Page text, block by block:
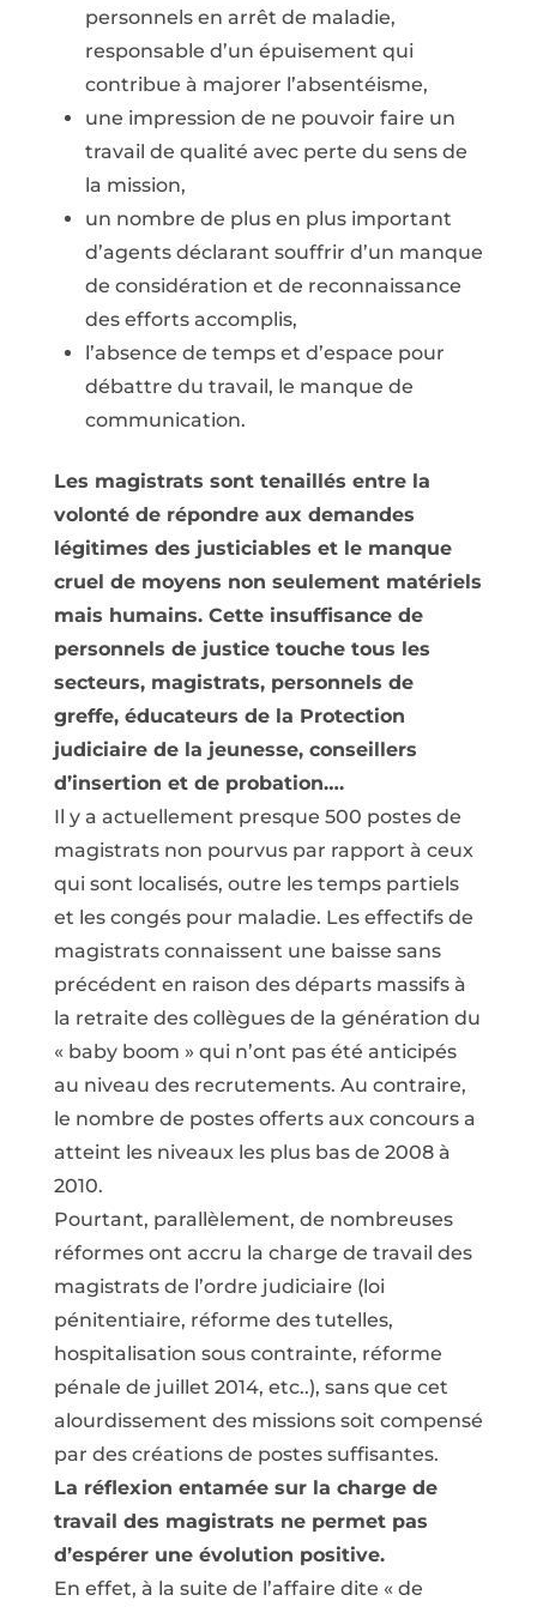
personnels en arrêt de maladie,
responsable d’un épuisement qui
contribue à majorer l’absentéisme,
une impression de ne pouvoir faire un
travail de qualité avec perte du sens de
la mission,
un nombre de plus en plus important
d’agents déclarant souffrir d’un manque
de considération et de reconnaissance
des efforts accomplis,
l’absence de temps et d’espace pour
débattre du travail, le manque de
communication.
Les magistrats sont tenaillés entre la
volonté de répondre aux demandes
légitimes des justiciables et le manque
cruel de moyens non seulement matériels
mais humains. Cette insuffisance de
personnels de justice touche tous les
secteurs, magistrats, personnels de
greffe, éducateurs de la Protection
judiciaire de la jeunesse, conseillers
d’insertion et de probation….
Il y a actuellement presque 500 postes de
magistrats non pourvus par rapport à ceux
qui sont localisés, outre les temps partiels
et les congés pour maladie. Les effectifs de
magistrats connaissent une baisse sans
précédent en raison des départs massifs à
la retraite des collègues de la génération du
« baby boom » qui n’ont pas été anticipés
au niveau des recrutements. Au contraire,
le nombre de postes offerts aux concours a
atteint les niveaux les plus bas de 2008 à
2010.
Pourtant, parallèlement, de nombreuses
réformes ont accru la charge de travail des
magistrats de l’ordre judiciaire (loi
pénitentiaire, réforme des tutelles,
hospitalisation sous contrainte, réforme
pénale de juillet 2014, etc..), sans que cet
alourdissement des missions soit compensé
par des créations de postes suffisantes.
La réflexion entamée sur la charge de
travail des magistrats ne permet pas
d’espérer une évolution positive.
En effet, à la suite de l’affaire dite « de